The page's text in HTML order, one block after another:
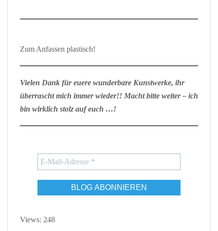
Zum Anfassen plastisch!
Vielen Dank für euere wunderbare Kunstwerke, ihr
überrascht mich immer wieder!! Macht bitte weiter – ich
bin wirklich stolz auf euch …!
Views: 248